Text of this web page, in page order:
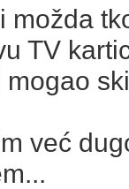
možda
TV
mogao
već